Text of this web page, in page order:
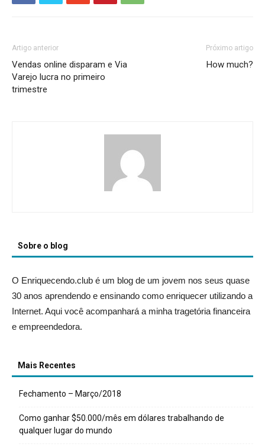
Artigo anterior
Vendas online disparam e Via
Varejo lucra no primeiro
trimestre
Próximo artigo
How much?
Sobre o blog
O Enriquecendo.club é um blog de um jovem nos seus quase
30 anos aprendendo e ensinando como enriquecer utilizando a
Internet. Aqui você acompanhará a minha tragetória financeira
e empreendedora.
Mais Recentes
Fechamento – Março/2018
Como ganhar $50.000/mês em dólares trabalhando de
qualquer lugar do mundo